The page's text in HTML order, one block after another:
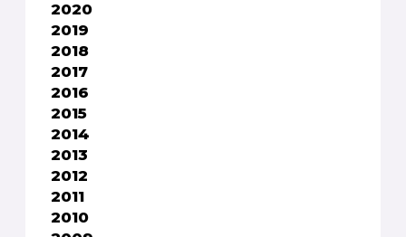
2020
2019
2018
2017
2016
2015
2014
2013
2012
2011
2010